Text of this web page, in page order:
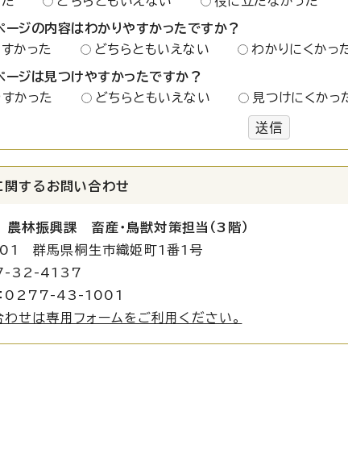
ージの内容はわかりやすかったですか？
すかった
どちらともいえない わかりにくかっ
ージは見つけやすかったですか？
すかった
どちらともいえない 見つけにくかっ
送信
関する お問い合わせ
林振興課 畜産・鳥獣対策担当（3階）
群馬県桐生市織姫町1番1号
32-4137
：0277-43-1001
せは専用フォームをご利用ください。